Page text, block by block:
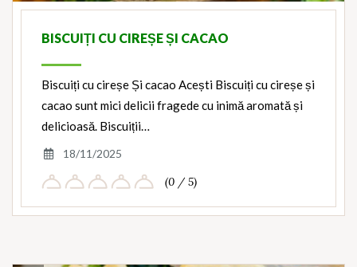
BISCUIȚI CU CIREȘE ȘI CACAO
Biscuiți cu cireșe Și cacao Acești Biscuiți cu cireșe și
cacao sunt mici delicii fragede cu inimă aromată și
delicioasă. Biscuiții…
18/11/2025
(0 / 5)